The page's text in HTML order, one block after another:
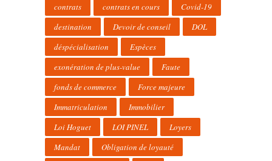
contrats
contrats en cours
Covid-19
destination
Devoir de conseil
DOL
déspécialisation
Espèces
exonération de plus-value
Faute
fonds de commerce
Force majeure
Immatriculation
Immobilier
Loi Hoguet
LOI PINEL
Loyers
Mandat
Obligation de loyauté